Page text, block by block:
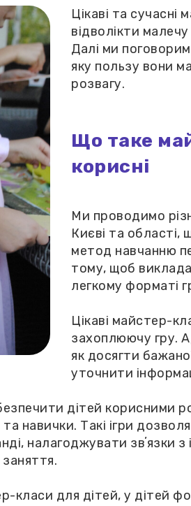
Цікаві та
відволікти
Далі ми
яку пользу вони
розвагу.
Що таке
корисні
Ми проводимо
Києві та області,
метод навчанню
тому, щоб
легкому форматі
Цікаві майстер-
захоплюючу гру.
як досягти
уточнити
дітей корисними
навички. Такі ігри
налагоджувати звʼязки
для дітей, у дітей